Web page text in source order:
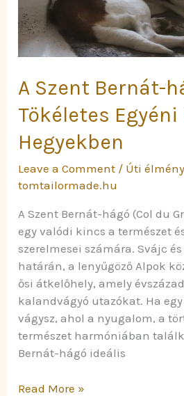
A Szent Bernát-
Tökéletes Egyéni
Hegyekben
Leave a Comment / Úti
tomtailormade.hu
A Szent Bernát-hágó (Col du
egy valódi kincs a természet
szerelmesei számára. Svájc
határán, a lenyűgöző Alpok
ősi átkelőhely, amely
kalandvágyó utazókat. Ha
vágysz, ahol a nyugalom, a
természet harmóniában
Bernát-hágó ideális
Hegyekben
Read More »